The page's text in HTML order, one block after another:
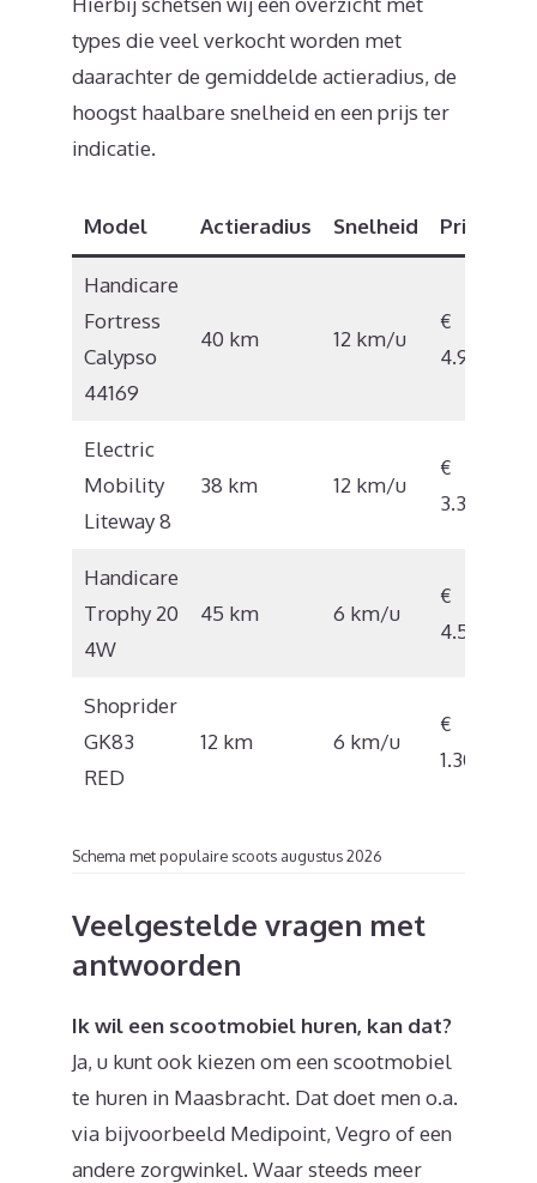
types die veel verkocht worden met
daarachter de gemiddelde actieradius, de
hoogst haalbare snelheid en een prijs ter
indicatie.
Model Actieradius Snelheid Prijs
Handicare
Fortress
Calypso
44169
40 km 12 km/u
€
4.921
Electric
Mobility
Liteway 8
38 km 12 km/u
€
3.308
Handicare
Trophy 20
4W
45 km 6 km/u
€
4.559
Shoprider
GK83
RED
12 km 6 km/u
€
1.303
Schema met populaire scoots augustus 2026
Veelgestelde vragen met
antwoorden
Ik wil een scootmobiel huren, kan dat?
Ja, u kunt ook kiezen om een scootmobiel
te huren in Maasbracht. Dat doet men o.a.
via bijvoorbeeld Medipoint, Vegro of een
andere zorgwinkel. Waar steeds meer